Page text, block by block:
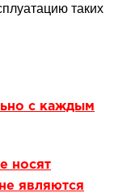
таких
с каждым
носят
являются